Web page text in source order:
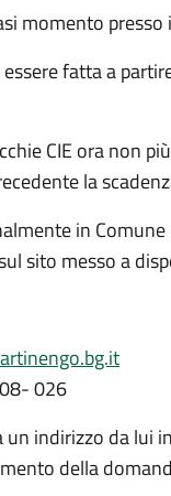
momento
fatta a
CIE ora non
la
in
sito messo a
026
un indirizzo da lui
della